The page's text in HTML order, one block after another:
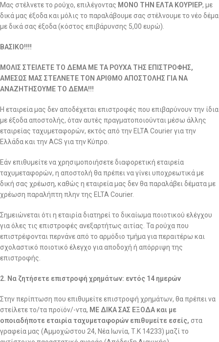
Μας στέλνετε το ρούχο, επιλέγοντας ΜΟΝΟ ΤΗΝ ΕΛΤΑ ΚΟΥΡΙΕΡ, με
δικά μας έξοδα και μόλις το παραλάβουμε σας στέλνουμε το νέο δέμα
με δικά σας έξοδα (κόστος επιβάρυνσης 5,00 ευρώ).
ΒΑΣΙΚΟ!!!!
ΜΟΛΙΣ ΣΤΕΙΛΕΤΕ ΤΟ ΔΕΜΑ ΜΕ ΤΑ ΡΟΥΧΑ ΤΗΣ ΕΠΙΣΤΡΟΦΗΣ,
ΑΜΕΣΩΣ ΜΑΣ ΣΤΕΛΝΕΤΕ ΤΟΝ ΑΡΙΘΜΟ ΑΠΟΣΤΟΛΗΣ ΓΙΑ ΝΑ
ΑΝΑΖΗΤΗΣΟΥΜΕ ΤΟ ΔΕΜΑ!!!
Η εταιρεία μας δεν αποδέχεται επιστροφές που επιβαρύνουν την ίδια
με έξοδα αποστολής, όταν αυτές πραγματοποιούνται μέσω άλλης
εταιρείας ταχυμεταφορών, εκτός από την ELTA Courier για την
Ελλάδα και την ACS για την Κύπρο.
Εάν επιθυμείτε να χρησιμοποιήσετε διαφορετική εταιρεία
ταχυμεταφορών, η αποστολή θα πρέπει να γίνει υποχρεωτικά με
δική σας χρέωση, καθώς η εταιρεία μας δεν θα παραλάβει δέματα με
χρέωση παραλήπτη πλην της ELTA Courier.
Σημειώνεται ότι η εταιρία διατηρεί το δικαίωμα ποιοτικού ελέγχου
για όλες τις επιστροφές ανεξαρτήτως αιτίας. Τα ρούχα που
επιστρέφονται περνάνε από το αρμόδιο τμήμα για περαιτέρω και
σχολαστικό ποιοτικό έλεγχο για αποδοχή ή απόρριψη της
επιστροφής.
2. Να ζητήσετε επιστροφή χρημάτων: εντός 14 ημερών
Στην περίπτωση που επιθυμείτε επιστροφή χρημάτων, θα πρέπει να
στείλετε το/τα προϊόν/-ντα, ΜΕ ΔΙΚΑ ΣΑΣ ΕΞΟΔΑ και με
οποιαδήποτε εταιρία ταχυμεταφορών επιθυμείτε εσείς, στα
γραφεία μας (Αμμοχώστου 24, Νέα Ιωνία, Τ.Κ 14233) μαζί το